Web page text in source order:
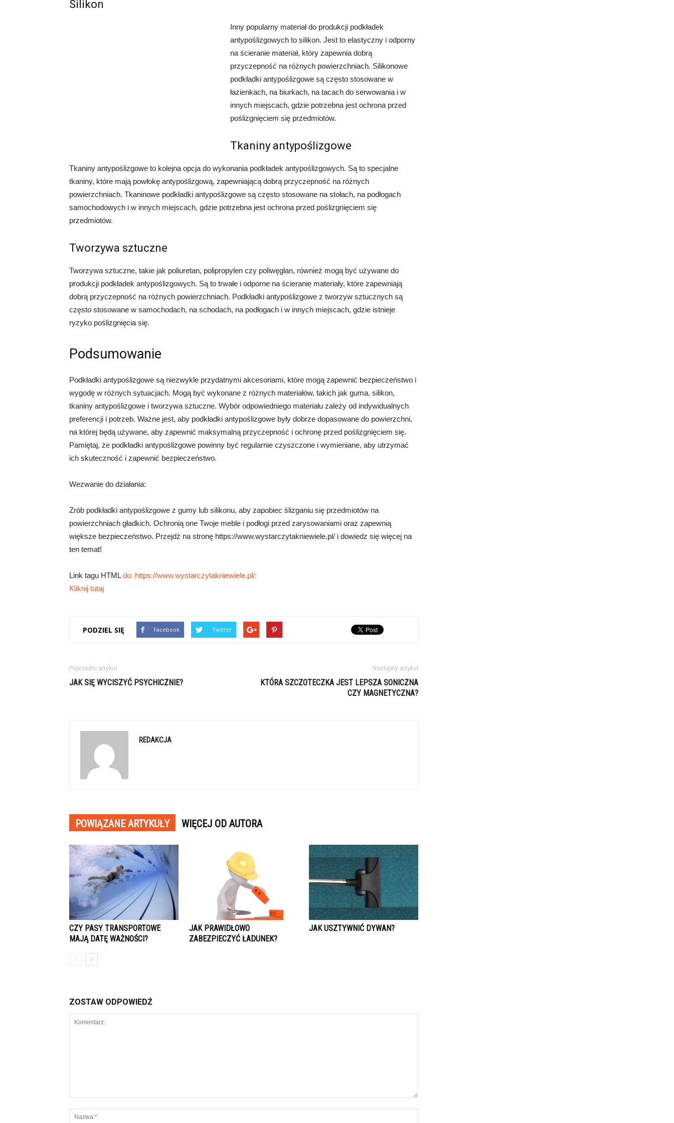
Silikon
Inny popularny materiał do produkcji podkładek
antypoślizgowych to silikon. Jest to elastyczny i odporny
na ścieranie materiał, który zapewnia dobrą
przyczepność na różnych powierzchniach. Silikonowe
podkładki antypoślizgowe są często stosowane w
łazienkach, na biurkach, na tacach do serwowania i w
innych miejscach, gdzie potrzebna jest ochrona przed
poślizgnięciem się przedmiotów.
Tkaniny antypoślizgowe
Tkaniny antypoślizgowe to kolejna opcja do wykonania podkładek antypoślizgowych. Są to specjalne
tkaniny, które mają powłokę antypoślizgową, zapewniającą dobrą przyczepność na różnych
powierzchniach. Tkaninowe podkładki antypoślizgowe są często stosowane na stołach, na podłogach
samochodowych i w innych miejscach, gdzie potrzebna jest ochrona przed poślizgnięciem się
przedmiotów.
Tworzywa sztuczne
Tworzywa sztuczne, takie jak poliuretan, polipropylen czy poliwęglan, również mogą być używane do
produkcji podkładek antypoślizgowych. Są to trwałe i odporne na ścieranie materiały, które zapewniają
dobrą przyczepność na różnych powierzchniach. Podkładki antypoślizgowe z tworzyw sztucznych są
często stosowane w samochodach, na schodach, na podłogach i w innych miejscach, gdzie istnieje
ryzyko poślizgnięcia się.
Podsumowanie
Podkładki antypoślizgowe są niezwykle przydatnymi akcesoriami, które mogą zapewnić bezpieczeństwo i
wygodę w różnych sytuacjach. Mogą być wykonane z różnych materiałów, takich jak guma, silikon,
tkaniny antypoślizgowe i tworzywa sztuczne. Wybór odpowiedniego materiału zależy od indywidualnych
preferencji i potrzeb. Ważne jest, aby podkładki antypoślizgowe były dobrze dopasowane do powierzchni,
na której będą używane, aby zapewnić maksymalną przyczepność i ochronę przed poślizgnięciem się.
Pamiętaj, że podkładki antypoślizgowe powinny być regularnie czyszczone i wymieniane, aby utrzymać
ich skuteczność i zapewnić bezpieczeństwo.
Wezwanie do działania:
Zrób podkładki antypoślizgowe z gumy lub silikonu, aby zapobiec ślizganiu się przedmiotów na
powierzchniach gładkich. Ochronią one Twoje meble i podłogi przed zarysowaniami oraz zapewnią
większe bezpieczeństwo. Przejdź na stronę https://www.wystarczytakniewiele.pl/ i dowiedz się więcej na
ten temat!
Link tagu HTMLdo: https://www.wystarczytakniewiele.pl/:
Kliknij tutaj
PODZIEL SIĘ Facebook Twitter
Poprzedni artykuł
JAK SIĘ WYCISZYĆ PSYCHICZNIE?
Następny artykuł
KTÓRA SZCZOTECZKA JEST LEPSZA SONICZNA
CZY MAGNETYCZNA?
REDAKCJA
POWIĄZANE ARTYKUŁY WIĘCEJ OD AUTORA
CZY PASY TRANSPORTOWE
MAJĄ DATĘ WAŻNOŚCI?
JAK PRAWIDŁOWO
ZABEZPIECZYĆ ŁADUNEK?
JAK USZTYWNIĆ DYWAN?
ZOSTAW ODPOWIEDŹ